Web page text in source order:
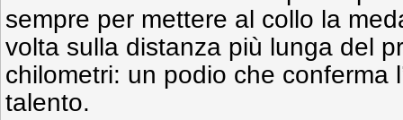
sempre per mettere al collo la
volta sulla distanza più lunga del
chilometri: un podio che conferma
talento.